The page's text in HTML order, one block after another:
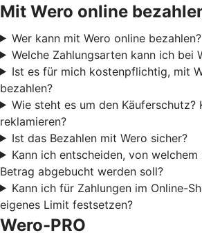
Mit Wero online
Wer kann mit Wero online bezahlen?
Welche Zahlungsarten kann ich bei
Ist es für mich kostenpflichtig, mit
bezahlen?
Wie steht es um den Käuferschutz?
reklamieren?
Ist das Bezahlen mit Wero sicher?
Kann ich entscheiden, von
Betrag abgebucht werden soll?
Kann ich für Zahlungen im Online-
eigenes Limit festsetzen?
Wero-PRO